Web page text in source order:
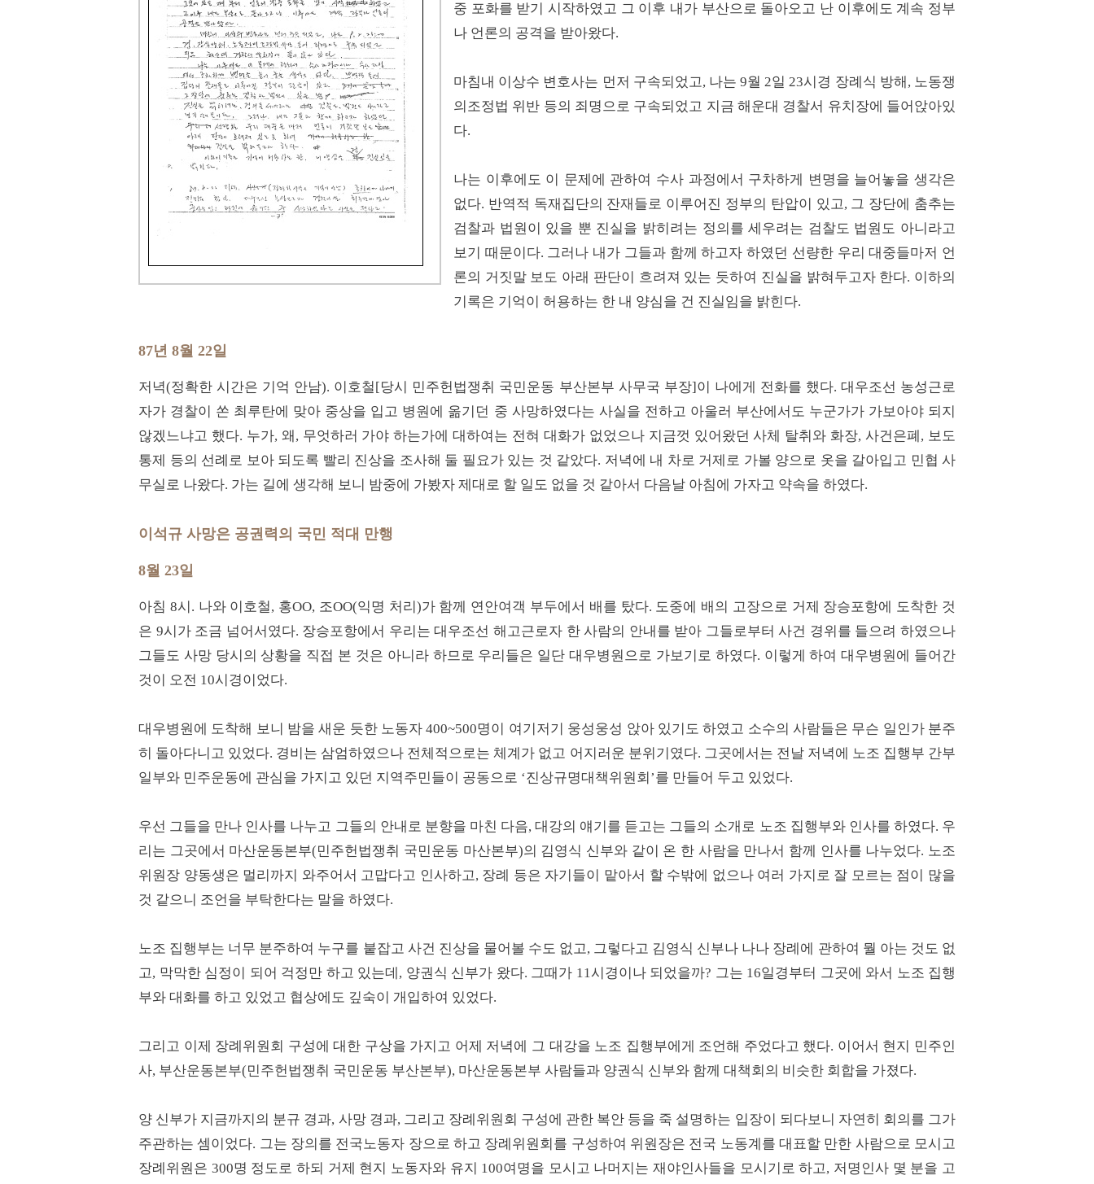
중 포화를 받기 시작하였고 그 이후 내가 부산으로 돌아오고 난 이후에도 계속 정부
나 언론의 공격을 받아왔다.
마침내 이상수 변호사는 먼저 구속되었고, 나는 9월 2일 23시경 장례식 방해, 노동쟁
의조정법 위반 등의 죄명으로 구속되었고 지금 해운대 경찰서 유치장에 들어앉아있
다.
나는 이후에도 이 문제에 관하여 수사 과정에서 구차하게 변명을 늘어놓을 생각은
없다. 반역적 독재집단의 잔재들로 이루어진 정부의 탄압이 있고, 그 장단에 춤추는
검찰과 법원이 있을 뿐 진실을 밝히려는 정의를 세우려는 검찰도 법원도 아니라고
보기 때문이다. 그러나 내가 그들과 함께 하고자 하였던 선량한 우리 대중들마저 언
론의 거짓말 보도 아래 판단이 흐려져 있는 듯하여 진실을 밝혀두고자 한다. 이하의
기록은 기억이 허용하는 한 내 양심을 건 진실임을 밝힌다.
87년 8월 22일
저녁(정확한 시간은 기억 안남). 이호철[당시 민주헌법쟁취 국민운동 부산본부 사무국 부장]이 나에게 전화를 했다. 대우조선 농성근로
자가 경찰이 쏜 최루탄에 맞아 중상을 입고 병원에 옮기던 중 사망하였다는 사실을 전하고 아울러 부산에서도 누군가가 가보아야 되지
않겠느냐고 했다. 누가, 왜, 무엇하러 가야 하는가에 대하여는 전혀 대화가 없었으나 지금껏 있어왔던 사체 탈취와 화장, 사건은폐, 보도
통제 등의 선례로 보아 되도록 빨리 진상을 조사해 둘 필요가 있는 것 같았다. 저녁에 내 차로 거제로 가볼 양으로 옷을 갈아입고 민협 사
무실로 나왔다. 가는 길에 생각해 보니 밤중에 가봤자 제대로 할 일도 없을 것 같아서 다음날 아침에 가자고 약속을 하였다.
이석규 사망은 공권력의 국민 적대 만행
8월 23일
아침 8시. 나와 이호철, 홍OO, 조OO(익명 처리)가 함께 연안여객 부두에서 배를 탔다. 도중에 배의 고장으로 거제 장승포항에 도착한 것
은 9시가 조금 넘어서였다. 장승포항에서 우리는 대우조선 해고근로자 한 사람의 안내를 받아 그들로부터 사건 경위를 들으려 하였으나
그들도 사망 당시의 상황을 직접 본 것은 아니라 하므로 우리들은 일단 대우병원으로 가보기로 하였다. 이렇게 하여 대우병원에 들어간
것이 오전 10시경이었다.
대우병원에 도착해 보니 밤을 새운 듯한 노동자 400~500명이 여기저기 웅성웅성 앉아 있기도 하였고 소수의 사람들은 무슨 일인가 분주
히 돌아다니고 있었다. 경비는 삼엄하였으나 전체적으로는 체계가 없고 어지러운 분위기였다. 그곳에서는 전날 저녁에 노조 집행부 간부
일부와 민주운동에 관심을 가지고 있던 지역주민들이 공동으로 ‘진상규명대책위원회’를 만들어 두고 있었다.
우선 그들을 만나 인사를 나누고 그들의 안내로 분향을 마친 다음, 대강의 얘기를 듣고는 그들의 소개로 노조 집행부와 인사를 하였다. 우
리는 그곳에서 마산운동본부(민주헌법쟁취 국민운동 마산본부)의 김영식 신부와 같이 온 한 사람을 만나서 함께 인사를 나누었다. 노조
위원장 양동생은 멀리까지 와주어서 고맙다고 인사하고, 장례 등은 자기들이 맡아서 할 수밖에 없으나 여러 가지로 잘 모르는 점이 많을
것 같으니 조언을 부탁한다는 말을 하였다.
노조 집행부는 너무 분주하여 누구를 붙잡고 사건 진상을 물어볼 수도 없고, 그렇다고 김영식 신부나 나나 장례에 관하여 뭘 아는 것도 없
고, 막막한 심정이 되어 걱정만 하고 있는데, 양권식 신부가 왔다. 그때가 11시경이나 되었을까? 그는 16일경부터 그곳에 와서 노조 집행
부와 대화를 하고 있었고 협상에도 깊숙이 개입하여 있었다.
그리고 이제 장례위원회 구성에 대한 구상을 가지고 어제 저녁에 그 대강을 노조 집행부에게 조언해 주었다고 했다. 이어서 현지 민주인
사, 부산운동본부(민주헌법쟁취 국민운동 부산본부), 마산운동본부 사람들과 양권식 신부와 함께 대책회의 비슷한 회합을 가졌다.
양 신부가 지금까지의 분규 경과, 사망 경과, 그리고 장례위원회 구성에 관한 복안 등을 죽 설명하는 입장이 되다보니 자연히 회의를 그가
주관하는 셈이었다. 그는 장의를 전국노동자 장으로 하고 장례위원회를 구성하여 위원장은 전국 노동계를 대표할 만한 사람으로 모시고
장례위원은 300명 정도로 하되 거제 현지 노동자와 유지 100여명을 모시고 나머지는 재야인사들을 모시기로 하고, 저명인사 몇 분을 고